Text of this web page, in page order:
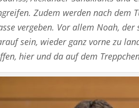
Zudem werden nach dem
vergeben. Vor allem Noah,
sein, wieder ganz vorne zu
hier und da auf dem